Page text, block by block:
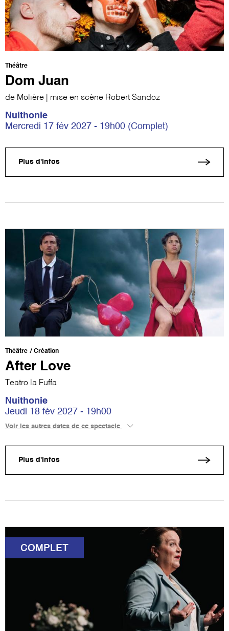
Théâtre
Dom Juan
de Molière | mise en scène Robert Sandoz
Nuithonie
Mercredi 17 fév 2027 - 19h00 (Complet)
Plus d'infos
Théâtre Création
After Love
Teatro la Fuffa
Nuithonie
Jeudi 18 fév 2027 - 19h00
Voir les autres dates de ce spectacle
Plus d'infos
COMPLET